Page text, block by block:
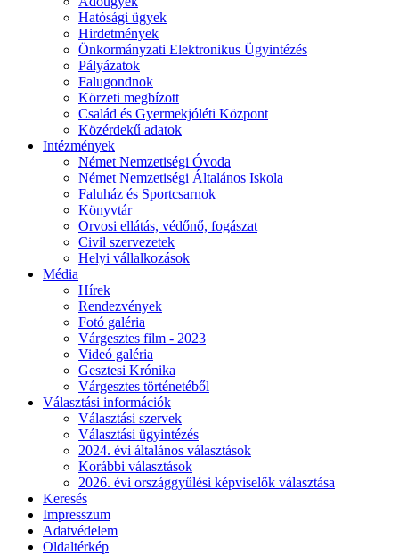
Hatósági ügyek
Hirdetmények
Önkormányzati Elektronikus Ügyintézés
Pályázatok
Falugondnok
Körzeti megbízott
Család és Gyermekjóléti Központ
Közérdekű adatok
Intézmények
Német Nemzetiségi Óvoda
Német Nemzetiségi Általános Iskola
Faluház és Sportcsarnok
Könyvtár
Orvosi ellátás, védőnő, fogászat
Civil szervezetek
Helyi vállalkozások
Média
Hírek
Rendezvények
Fotó galéria
Várgesztes film - 2023
Videó galéria
Gesztesi Krónika
Várgesztes történetéből
Választási információk
Választási szervek
Választási ügyintézés
2024. évi általános választások
Korábbi választások
2026. évi országgyűlési képviselők választása
Keresés
Impresszum
Adatvédelem
Oldaltérkép